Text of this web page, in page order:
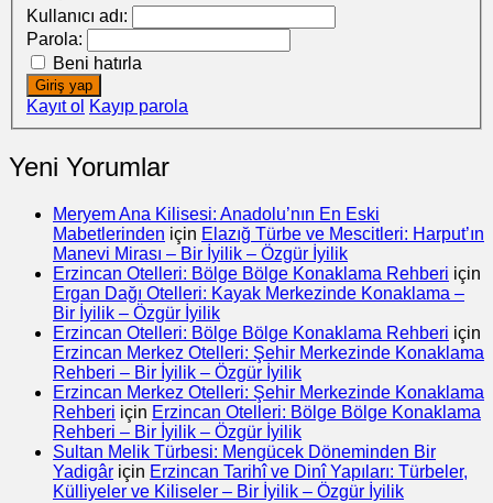
Kullanıcı adı:
Parola:
Beni hatırla
Giriş yap
Kayıt ol Kayıp parola
Yeni Yorumlar
Meryem Ana Kilisesi: Anadolu’nın En Eski
Mabetlerinden için Elazığ Türbe ve Mescitleri: Harput’ın
Manevi Mirası – Bir İyilik – Özgür İyilik
Erzincan Otelleri: Bölge Bölge Konaklama Rehberi için
Ergan Dağı Otelleri: Kayak Merkezinde Konaklama –
Bir İyilik – Özgür İyilik
Erzincan Otelleri: Bölge Bölge Konaklama Rehberi için
Erzincan Merkez Otelleri: Şehir Merkezinde Konaklama
Rehberi – Bir İyilik – Özgür İyilik
Erzincan Merkez Otelleri: Şehir Merkezinde Konaklama
Rehberi için Erzincan Otelleri: Bölge Bölge Konaklama
Rehberi – Bir İyilik – Özgür İyilik
Sultan Melik Türbesi: Mengücek Döneminden Bir
Yadigâr için Erzincan Tarihî ve Dinî Yapıları: Türbeler,
Külliyeler ve Kiliseler – Bir İyilik – Özgür İyilik